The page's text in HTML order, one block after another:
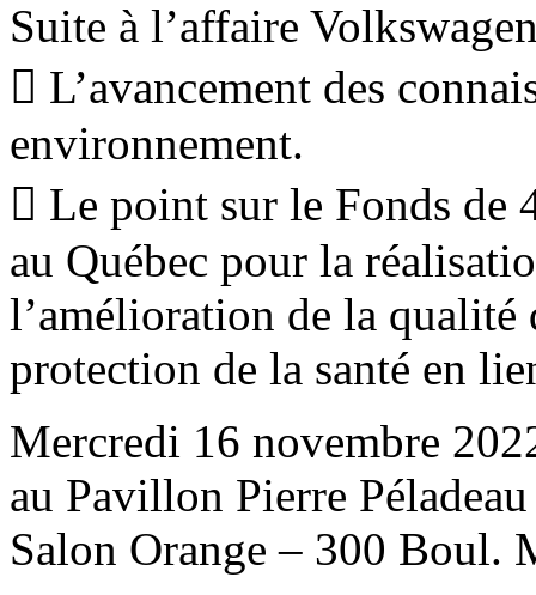
Suite à l’affaire
 L’avancement des
environnement.
 Le point sur le Fonds de
au Québec pour la
l’amélioration de la
protection de la santé en
Mercredi 16 novembre
au Pavillon Pierre
Salon Orange – 300 Boul.